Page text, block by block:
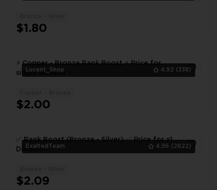
$1.80
Lucent_Shop 4.92 (338)
⚡ Copper - Bronze Rank Boost ⚡ Price for
single division ⚡
$2.00
ExaltedTeam 4.96 (2822)
✅ Rank Boost (Bronze - Silver) ✅ Price for x1
Division ✅
$2.09